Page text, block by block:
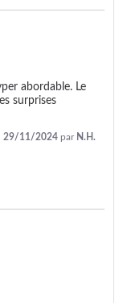
abordable. Le
surprises
29/11/2024 par N.H.